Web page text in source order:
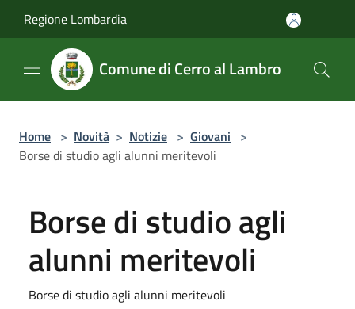
Regione Lombardia
Comune di Cerro al Lambro
Home > Novità > Notizie > Giovani >
Borse di studio agli alunni meritevoli
Borse di studio agli
alunni meritevoli
Borse di studio agli alunni meritevoli